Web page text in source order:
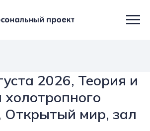
2026, Теория и
холотропного
Открытый мир, зал